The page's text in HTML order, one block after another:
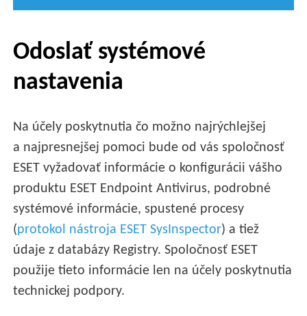
Odoslať systémové
nastavenia
Na účely poskytnutia čo možno najrýchlejšej
a najpresnejšej pomoci bude od vás spoločnosť
ESET vyžadovať informácie o konfigurácii vášho
produktu ESET Endpoint Antivirus, podrobné
systémové informácie, spustené procesy
(protokol nástroja ESET SysInspector) a tiež
údaje z databázy Registry. Spoločnosť ESET
použije tieto informácie len na účely poskytnutia
technickej podpory.